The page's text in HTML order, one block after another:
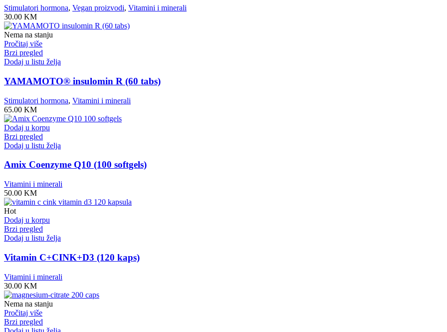
Stimulatori hormona, Vegan proizvodi, Vitamini i minerali
30.00 KM
Nema na stanju
Pročitaj više
Brzi pregled
Dodaj u listu želja
YAMAMOTO® insulomin R (60 tabs)
Stimulatori hormona, Vitamini i minerali
65.00 KM
Dodaj u korpu
Brzi pregled
Dodaj u listu želja
Amix Coenzyme Q10 (100 softgels)
Vitamini i minerali
50.00 KM
Hot
Dodaj u korpu
Brzi pregled
Dodaj u listu želja
Vitamin C+CINK+D3 (120 kaps)
Vitamini i minerali
30.00 KM
Nema na stanju
Pročitaj više
Brzi pregled